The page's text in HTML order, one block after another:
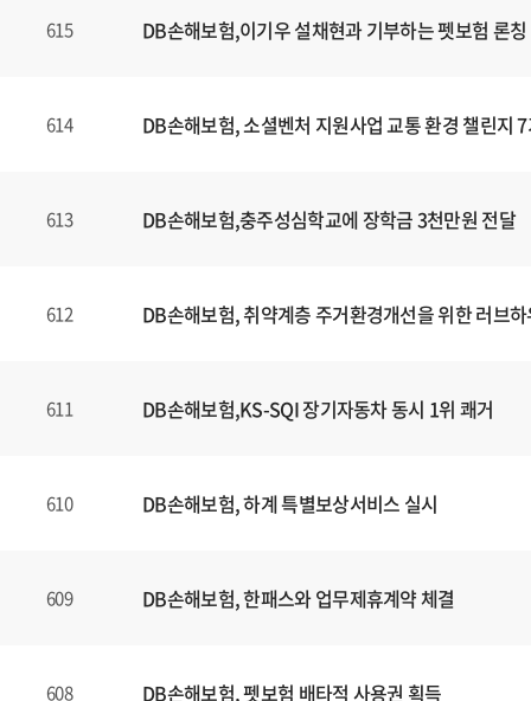
615 DB손해보험,이기우 설채현과 기부하는 펫보험 론칭
614 DB손해보험, 소셜벤처 지원사업 교통 환경 챌린지
613 DB손해보험,충주성심학교에 장학금 3천만원 전달
612 DB손해보험, 취약계층 주거환경개선을 위한 러브
611 DB손해보험,KS-SQI 장기자동차 동시 1위 쾌거
610 DB손해보험, 하계 특별보상서비스 실시
609 DB손해보험, 한패스와 업무제휴계약 체결
608 DB손해보험, 펫보험 배타적 사용권 획득